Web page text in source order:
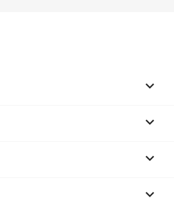



keyboard_arrow_down